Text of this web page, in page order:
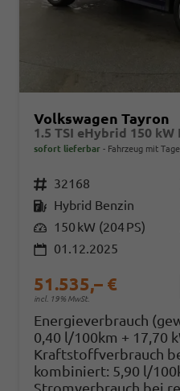
Volkswagen Tayron
sofort lieferbar Fahrzeug mit
Fahrzeugnr. 32168
Kraftstoff Hybrid Benzin
Leistung 150 kW (204 PS)
01.12.2025
51.535,– €
incl. 19% MwSt.
Energieverbrauch
0,40 l/100km + 17,70
Kraftstoffverbrauch
kombiniert: 5,90 l/